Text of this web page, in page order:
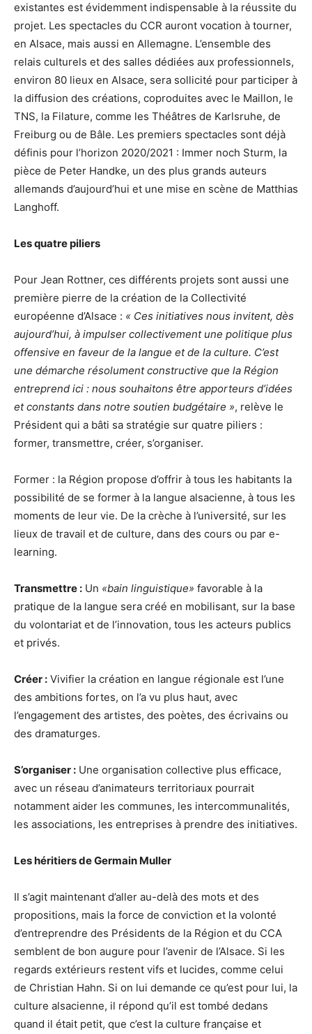
existantes est évidemment indispensable à la réussite du
projet. Les spectacles du CCR auront vocation à tourner,
en Alsace, mais aussi en Allemagne. L’ensemble des
relais culturels et des salles dédiées aux professionnels,
environ 80 lieux en Alsace, sera sollicité pour participer à
la diffusion des créations, coproduites avec le Maillon, le
TNS, la Filature, comme les Théâtres de Karlsruhe, de
Freiburg ou de Bâle. Les premiers spectacles sont déjà
définis pour l’horizon 2020/2021 : Immer noch Sturm, la
pièce de Peter Handke, un des plus grands auteurs
allemands d’aujourd’hui et une mise en scène de Matthias
Langhoff.
Les quatre piliers
Pour Jean Rottner, ces différents projets sont aussi une
première pierre de la création de la Collectivité
européenne d’Alsace : « Ces initiatives nous invitent, dès
aujourd’hui, à impulser collectivement une politique plus
offensive en faveur de la langue et de la culture. C’est
une démarche résolument constructive que la Région
entreprend ici : nous souhaitons être apporteurs d’idées
et constants dans notre soutien budgétaire », relève le
Président qui a bâti sa stratégie sur quatre piliers :
former, transmettre, créer, s’organiser.
Former : la Région propose d’offrir à tous les habitants la
possibilité de se former à la langue alsacienne, à tous les
moments de leur vie. De la crèche à l’université, sur les
lieux de travail et de culture, dans des cours ou par e-
learning.
Transmettre : Un «bain linguistique» favorable à la
pratique de la langue sera créé en mobilisant, sur la base
du volontariat et de l’innovation, tous les acteurs publics
et privés.
Créer : Vivifier la création en langue régionale est l’une
des ambitions fortes, on l’a vu plus haut, avec
l’engagement des artistes, des poètes, des écrivains ou
des dramaturges.
S’organiser : Une organisation collective plus efficace,
avec un réseau d’animateurs territoriaux pourrait
notamment aider les communes, les intercommunalités,
les associations, les entreprises à prendre des initiatives.
Les héritiers de Germain Muller
Il s’agit maintenant d’aller au-delà des mots et des
propositions, mais la force de conviction et la volonté
d’entreprendre des Présidents de la Région et du CCA
semblent de bon augure pour l’avenir de l’Alsace. Si les
regards extérieurs restent vifs et lucides, comme celui
de Christian Hahn. Si on lui demande ce qu’est pour lui, la
culture alsacienne, il répond qu’il est tombé dedans
quand il était petit, que c’est la culture française et